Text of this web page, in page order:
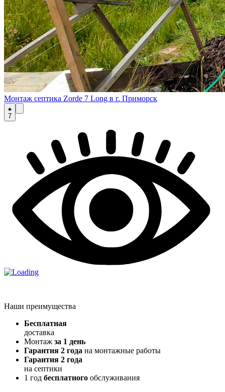
Монтаж септика Zorde 7 Long в г. Приморск
7
Наши преимущества
Бесплатная
доставка
Монтаж за 1 день
Гарантия 2 года на монтажные работы
Гарантия 2 года
на септики
1 год бесплатного обслуживания